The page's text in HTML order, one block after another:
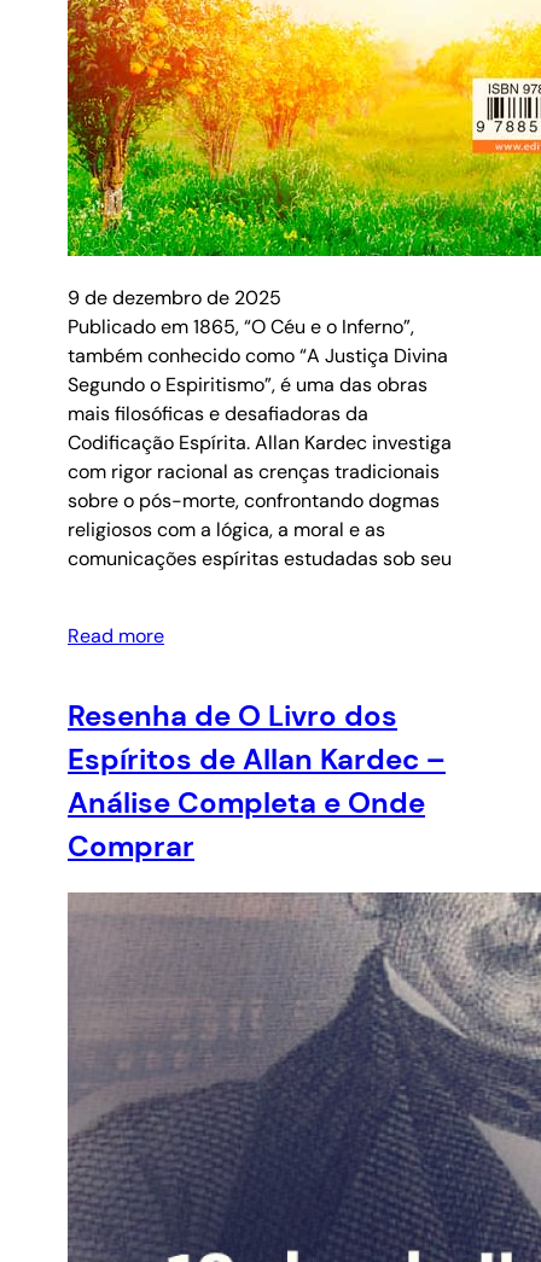
9 de dezembro de 2025
Publicado em 1865, “O Céu e o Inferno”,
também conhecido como “A Justiça Divina
Segundo o Espiritismo”, é uma das obras
mais filosóficas e desafiadoras da
Codificação Espírita. Allan Kardec investiga
com rigor racional as crenças tradicionais
sobre o pós-morte, confrontando dogmas
religiosos com a lógica, a moral e as
comunicações espíritas estudadas sob seu
Read more
Resenha de O Livro dos
Espíritos de Allan Kardec –
Análise Completa e Onde
Comprar